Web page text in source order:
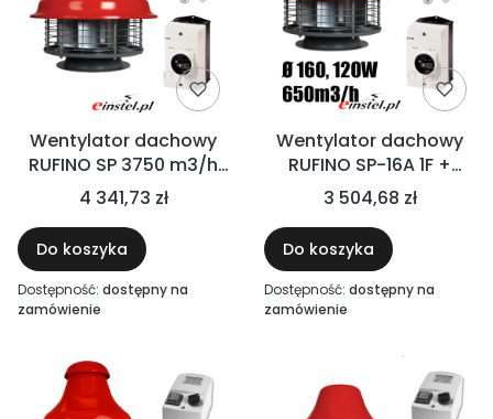
Wentylator dachowy
RUFINO SP 3750 m3/h
550W + REGULATOR
ARW + WYŁĄCZNIK
SERWISOWY - ZESTAW
FI 250
4 341,73 zł
Do koszyka
Dostępność: dostępny na
zamówienie
Wentylator dachowy
RUFINO SP-16A 1F +
REGULATOR OBROTÓW
+ WYŁĄCZNIK
SERWISOWY - 650m3/h,
fi 160, 120W, 230V
3 504,68 zł
Do koszyka
Dostępność: dostępny na
zamówienie